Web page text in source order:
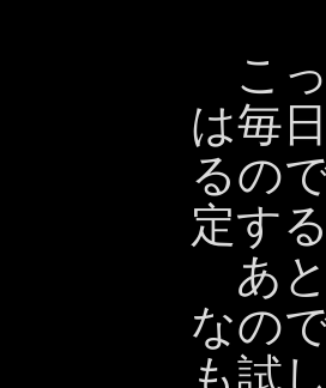
こっ
は毎
るの
定す
あと
なの
も試